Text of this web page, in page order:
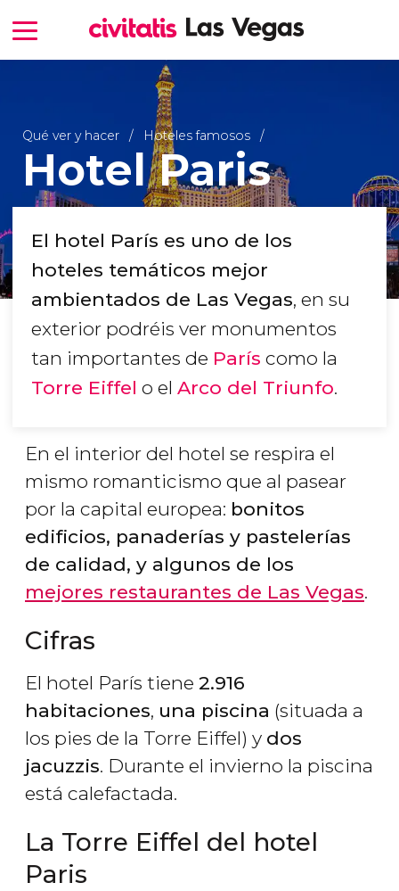
Qué ver y hacer Hoteles famosos
Hotel Paris
El hotel París es uno de los
hoteles temáticos mejor
ambientados de Las Vegas, en su
exterior podréis ver monumentos
tan importantes de París como la
Torre Eiffel o el Arco del Triunfo.
En el interior del hotel se respira el
mismo romanticismo que al pasear
por la capital europea: bonitos
edificios, panaderías y pastelerías
de calidad, y algunos de los
mejores restaurantes de Las Vegas.
Cifras
El hotel París tiene 2.916
habitaciones, una piscina (situada a
los pies de la Torre Eiffel) y dos
jacuzzis. Durante el invierno la piscina
está calefactada.
La Torre Eiffel del hotel
Paris